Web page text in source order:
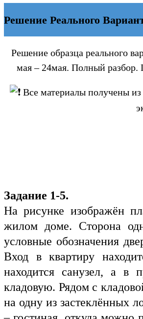
Решение Реального
Решение образца реального
мая – 24мая. Полный
Все материалы получены
Задание 1-5.
На рисунке изображён
жилом доме. Сторона
условные обозначения
Вход в квартиру
находится санузел, а в
кладовую. Рядом с
на одну из застеклённых